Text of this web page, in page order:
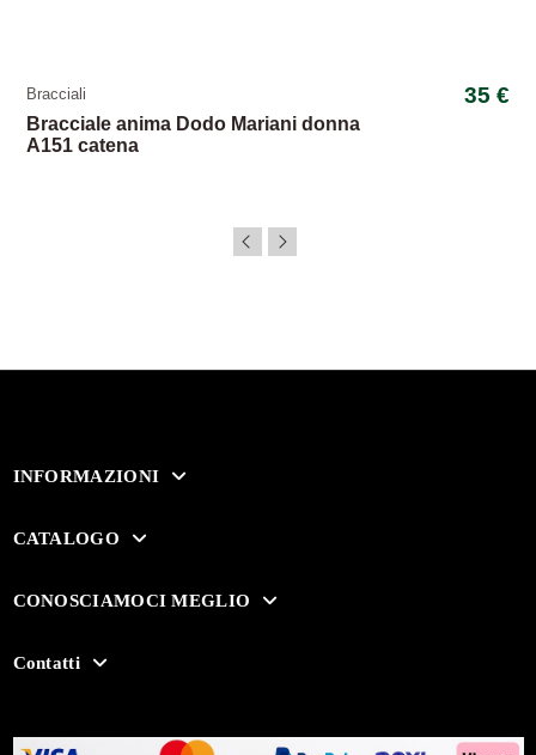
Bracciali 35 €
Bracciale anima Dodo Mariani donna
A151 catena
INFORMAZIONI
CATALOGO
CONOSCIAMOCI MEGLIO
Contatti